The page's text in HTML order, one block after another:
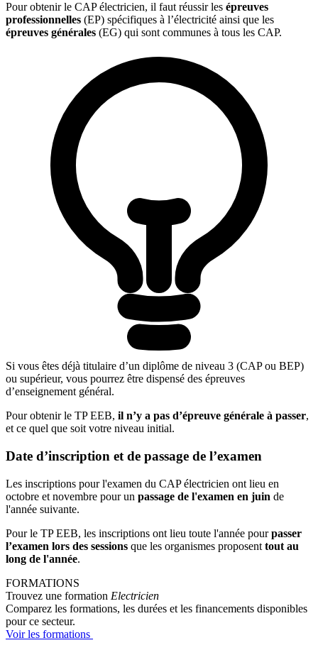
Pour obtenir le CAP électricien, il faut réussir les épreuves
professionnelles (EP) spécifiques à l’électricité ainsi que les
épreuves générales (EG) qui sont communes à tous les CAP.
Si vous êtes déjà titulaire d’un diplôme de niveau 3 (CAP ou BEP)
ou supérieur, vous pourrez être dispensé des épreuves
d’enseignement général.
Pour obtenir le TP EEB, il n’y a pas d’épreuve générale à passer,
et ce quel que soit votre niveau initial.
Date d’inscription et de passage de l’examen
Les inscriptions pour l'examen du CAP électricien ont lieu en
octobre et novembre pour un passage de l'examen en juin de
l'année suivante.
Pour le TP EEB, les inscriptions ont lieu toute l'année pourpasser
l’examen lors des sessions que les organismes proposent tout au
long de l'année.
FORMATIONS
Trouvez une formation Electricien
Comparez les formations, les durées et les financements disponibles
pour ce secteur.
Voir les formations